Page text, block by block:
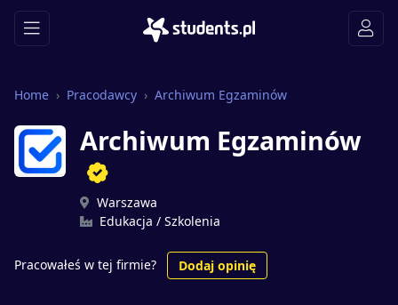
Home Pracodawcy Archiwum Egzaminów
Archiwum Egzaminów
Warszawa
Edukacja / Szkolenia
Pracowałeś w tej firmie? Dodaj opinię